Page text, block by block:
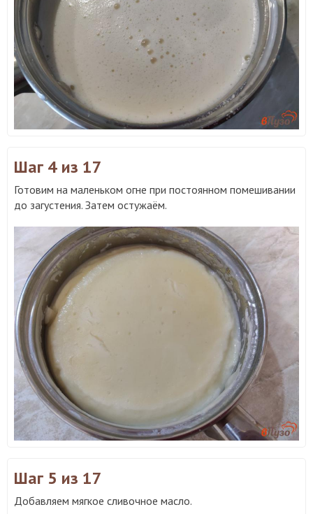
Шаг 4 из 17
Готовим на маленьком огне при постоянном помешивании
до загустения. Затем остужаём.
Шаг 5 из 17
Добавляем мягкое сливочное масло.